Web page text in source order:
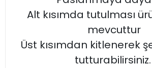
Alt kısımda tutulması
mevcuttur
Üst kısımdan kitlenerek
tutturabilirsiniz.